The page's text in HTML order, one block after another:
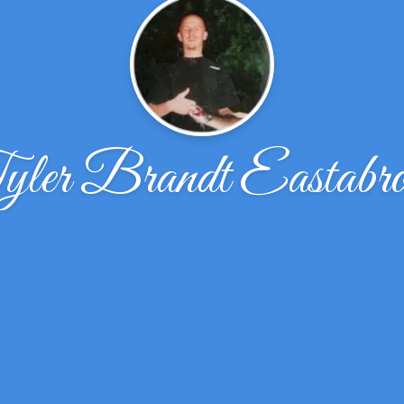
Brandt